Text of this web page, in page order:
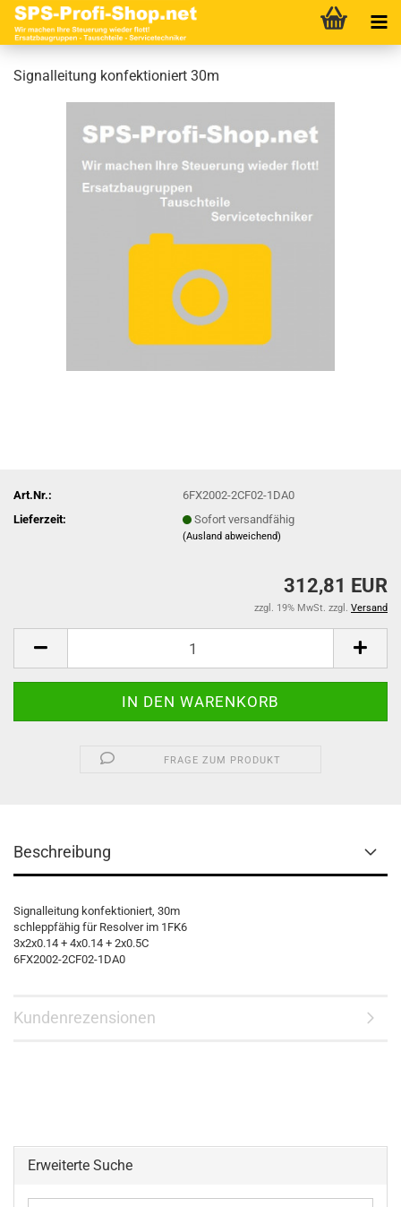
Signalleitung konfektioniert 30m
Art.Nr.:
6FX2002-2CF02-1DA0
Lieferzeit:
Sofort versandfähig
(Ausland abweichend)
312,81 EUR
zzgl. 19% MwSt. zzgl. Versand
FRAGE ZUM PRODUKT
Beschreibung
Signalleitung konfektioniert, 30m
schleppfähig für Resolver im 1FK6
3x2x0.14 + 4x0.14 + 2x0.5C
6FX2002-2CF02-1DA0
Kundenrezensionen
Erweiterte Suche